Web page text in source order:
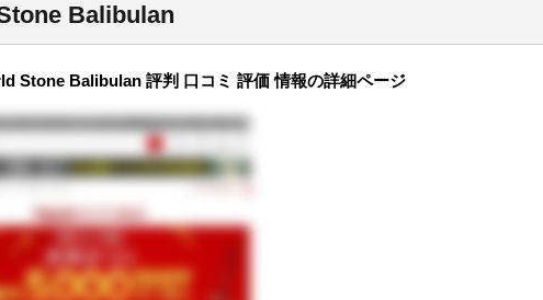
Balibulan
Stone Balibulan 評判 口コミ 評価 情報の詳細ページ